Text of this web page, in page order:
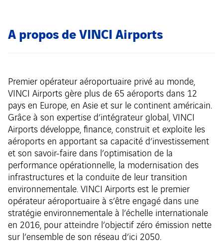
A propos de VINCI Airports
Premier opérateur aéroportuaire privé au monde,
VINCI Airports gère plus de 65 aéroports dans 12
pays en Europe, en Asie et sur le continent américain.
Grâce à son expertise d’intégrateur global, VINCI
Airports développe, finance, construit et exploite les
aéroports en apportant sa capacité d’investissement
et son savoir-faire dans l’optimisation de la
performance opérationnelle, la modernisation des
infrastructures et la conduite de leur transition
environnementale. VINCI Airports est le premier
opérateur aéroportuaire à s’être engagé dans une
stratégie environnementale à l’échelle internationale
en 2016, pour atteindre l’objectif zéro émission nette
sur l’ensemble de son réseau d’ici 2050.